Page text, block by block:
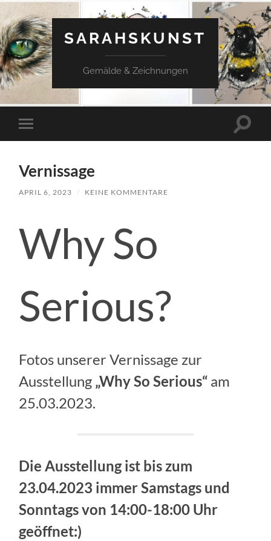
SARAHSKUNST
Gemälde & Zeichnungen
Mobile-
Menü
Vernissage
APRIL 6, 2023 / KEINE KOMMENTARE
Why So
Serious?
Fotos unserer Vernissage zur
Ausstellung „Why So Serious“ am
25.03.2023.
Die Ausstellung ist bis zum
23.04.2023 immer Samstags und
Sonntags von 14:00-18:00 Uhr
geöffnet:)